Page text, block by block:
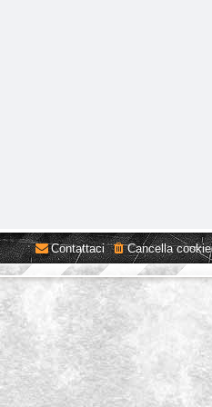
Cancella cookie
Contattaci